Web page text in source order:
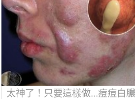
太神了！只要這樣做...痘痘白